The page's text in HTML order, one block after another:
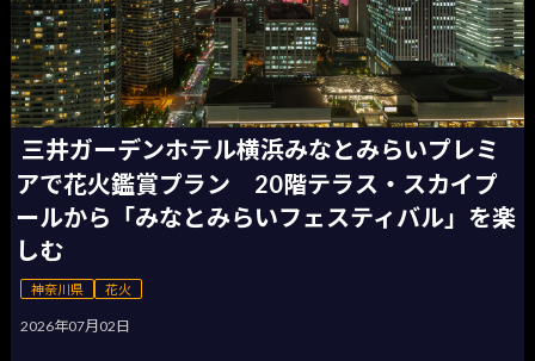
三井ガーデンホテル横浜みなとみらいプレミ
アで花火鑑賞プラン 20階テラス・スカイプ
ールから「みなとみらいフェスティバル」を楽
しむ
神奈川県 花火
2026年07月02日